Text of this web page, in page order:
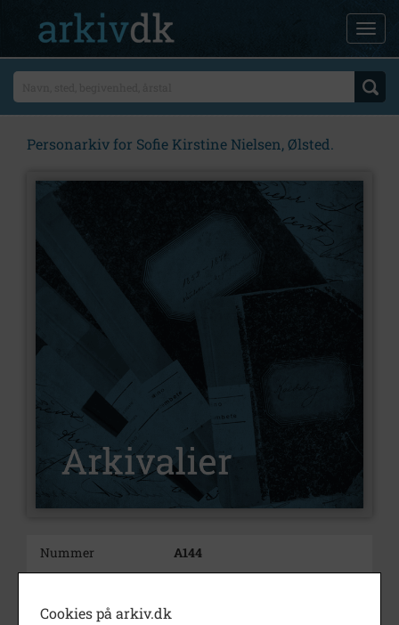
Personarkiv for Sofie Kirstine Nielsen, Ølsted.
Nummer
A144
Arkivskaber
Cookies på arkiv.dk